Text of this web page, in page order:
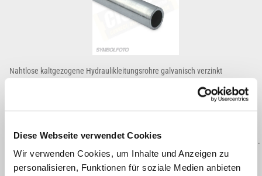
Diese Webseite verwendet Cookies
Wir verwenden Cookies, um Inhalte und Anzeigen zu
personalisieren, Funktionen für soziale Medien anbieten
Nahtlose kaltgezogene Hydraulikleitungsrohre galvanisch verzinkt
ACHTUNG: Bei der Lieferung von Rohren fallen zusätzliche Versandkosten an.